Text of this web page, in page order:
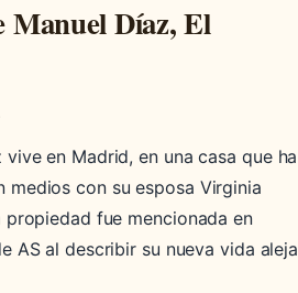
Manuel Díaz, El
vive en Madrid, en una casa que ha
medios con su esposa Virginia
propiedad fue mencionada en
AS al describir su nueva vida